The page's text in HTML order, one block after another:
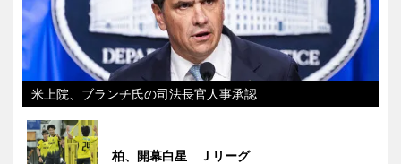
米上院、ブランチ氏の司法長官人事承認
柏、開幕白星 Ｊリーグ